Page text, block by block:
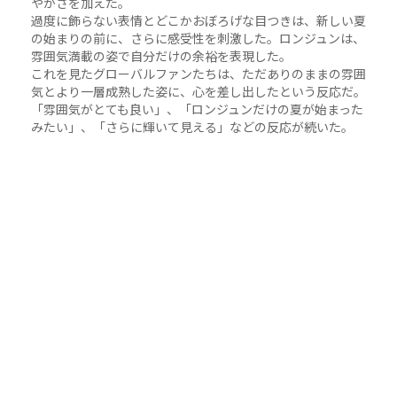
過度に飾らない表情とどこかおぼろげな目つきは、新しい夏
の始まりの前に、さらに感受性を刺激した。ロンジュンは、
雰囲気満載の姿で自分だけの余裕を表現した。
これを見たグローバルファンたちは、ただありのままの雰囲
気とより一層成熟した姿に、心を差し出したという反応だ。
「雰囲気がとても良い」、「ロンジュンだけの夏が始まった
みたい」、「さらに輝いて見える」などの反応が続いた。